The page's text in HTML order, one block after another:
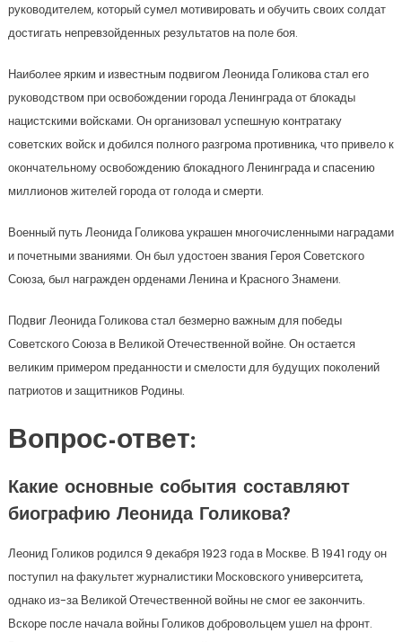
руководителем, который сумел мотивировать и обучить своих солдат
достигать непревзойденных результатов на поле боя.
Наиболее ярким и известным подвигом Леонида Голикова стал его
руководством при освобождении города Ленинграда от блокады
нацистскими войсками. Он организовал успешную контратаку
советских войск и добился полного разгрома противника, что привело к
окончательному освобождению блокадного Ленинграда и спасению
миллионов жителей города от голода и смерти.
Военный путь Леонида Голикова украшен многочисленными наградами
и почетными званиями. Он был удостоен звания Героя Советского
Союза, был награжден орденами Ленина и Красного Знамени.
Подвиг Леонида Голикова стал безмерно важным для победы
Советского Союза в Великой Отечественной войне. Он остается
великим примером преданности и смелости для будущих поколений
патриотов и защитников Родины.
Вопрос-ответ:
Какие основные события составляют
биографию Леонида Голикова?
Леонид Голиков родился 9 декабря 1923 года в Москве. В 1941 году он
поступил на факультет журналистики Московского университета,
однако из-за Великой Отечественной войны не смог ее закончить.
Вскоре после начала войны Голиков добровольцем ушел на фронт.